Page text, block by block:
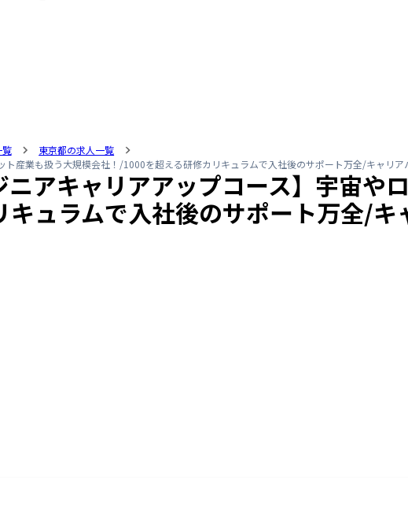
東京都の求人一覧
ト産業も扱う大規模会社！/1000を超える研修カリキュラムで入社後のサポート万全/キャリア
ニアキャリアアップコース】宇宙や
ュラムで入社後のサポート万全/キ